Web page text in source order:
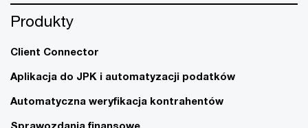
Produkty
Client Connector
Aplikacja do JPK i automatyzacji podatków
Automatyczna weryfikacja kontrahentów
Sprawozdania finansowe